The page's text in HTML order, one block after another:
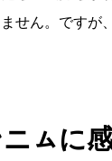
せん。ですが
ㇺに